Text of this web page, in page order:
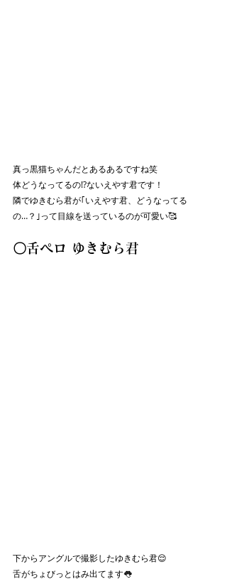
真っ黒猫ちゃんだとあるあるですね笑
体どうなってるの!?ないえやす君です！
隣でゆきむら君が｢いえやす君、どうなってる
の…？｣って目線を送っているのが可愛い🥰
〇舌ペロ ゆきむら君
下からアングルで撮影したゆきむら君😌
舌がちょびっとはみ出てます👅